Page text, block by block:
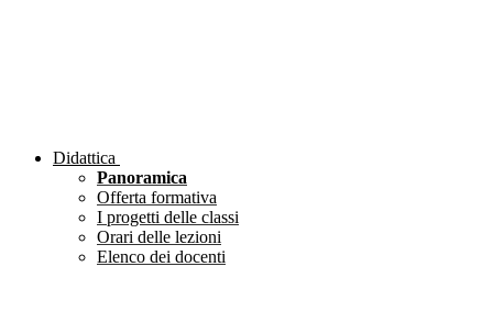
Didattica
Panoramica
Offerta formativa
I progetti delle classi
Orari delle lezioni
Elenco dei docenti